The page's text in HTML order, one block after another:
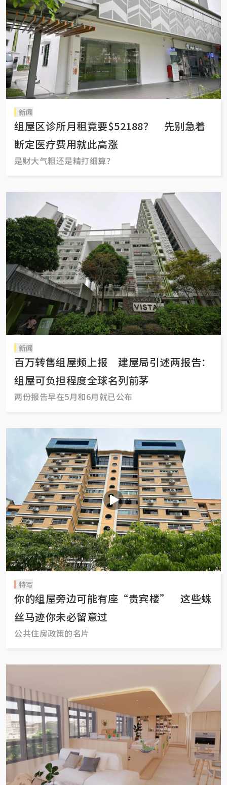
新闻
组屋区诊所月租竟要$52188？ 先别急着
断定医疗费用就此高涨
是财大气粗还是精打细算？
新闻
百万转售组屋频上报 建屋局引述两报告：
组屋可负担程度全球名列前茅
两份报告早在5月和6月就已公布
特写
你的组屋旁边可能有座“贵宾楼” 这些蛛
丝马迹你未必留意过
公共住房政策的名片